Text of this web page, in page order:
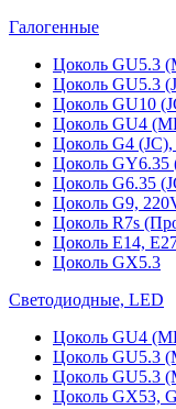
Галогенные
Цоколь GU5.3
Цоколь GU5.3
Цоколь GU10
Цоколь GU4
Цоколь G4
Цоколь GY6.35
Цоколь G6.35
Цоколь G9,
Цоколь R7s
Цоколь E14,
Цоколь GX5.3
Светодиодные, LED
Цоколь GU4
Цоколь GU5.3
Цоколь GU5.3
Цоколь GX53,